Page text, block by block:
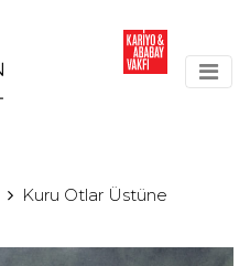
Kuru Otlar Üstüne